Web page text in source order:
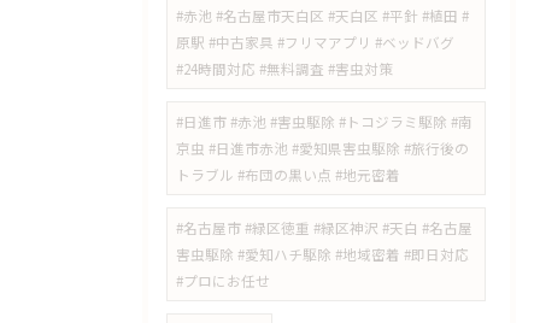
#赤池 #名古屋市天白区 #天白区 #平針 #植田 #
原駅 #中古家具 #フリマアプリ #ベッドバグ
#24時間対応 #無料調査 #害虫対策
​#日進市 #赤池 #害虫駆除 #トコジラミ駆除 #南
京虫 #日進市赤池 #愛知県害虫駆除 #旅行後の
トラブル #布団の黒い点 #地元密着
#名古屋市 #緑区徳重 #緑区神沢 #天白 #名古屋
害虫駆除 #愛知ハチ駆除 #地域密着 #即日対応
#プロにお任せ